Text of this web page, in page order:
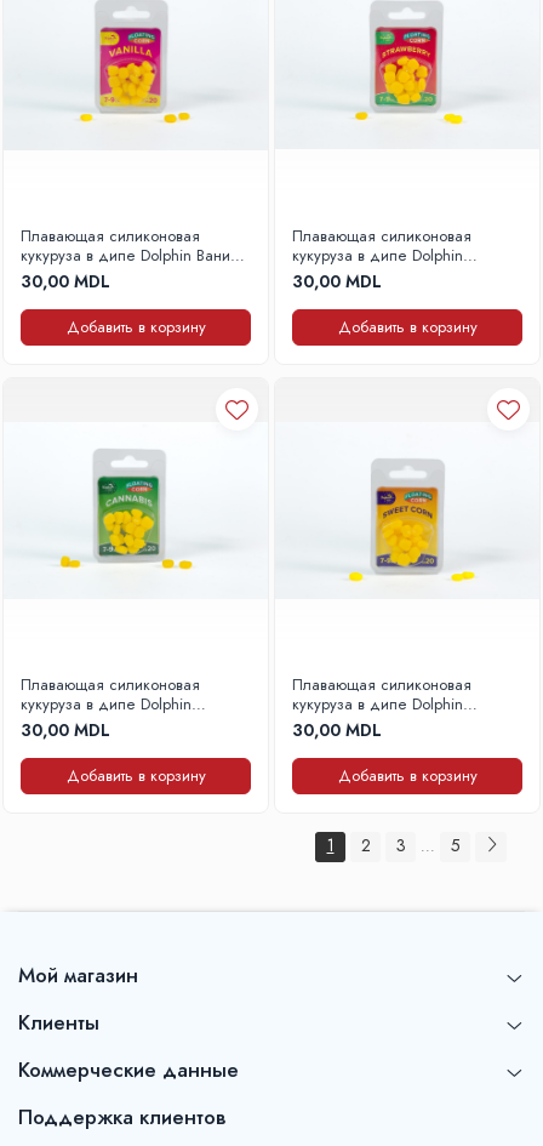
Плавающая силиконовая
кукуруза в дипе Dolphin Ваниль
7-9 мм, 20 шт.
30,00 MDL
Добавить в корзину
Плавающая силиконовая
кукуруза в дипе Dolphin
Клубника 7-9 мм, 20 шт.
30,00 MDL
Добавить в корзину
Плавающая силиконовая
кукуруза в дипе Dolphin
Конопля 7-9 мм, 20 шт.
30,00 MDL
Добавить в корзину
Плавающая силиконовая
кукуруза в дипе Dolphin
Сладкая кукуруза 7-9 мм, 20
шт.
30,00 MDL
Добавить в корзину
1 2 3 ... 5
Мой магазин
Клиенты
Коммерческие данные
Поддержка клиентов